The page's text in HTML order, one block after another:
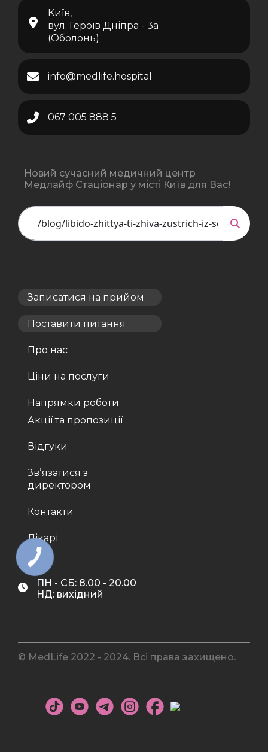
Київ,
вул. Героїв Дніпра - 3а
(Оболонь)
info@medlife.hospital
067 005 888 5
Новий сучасний медичний центр
Медлайф Стаціонар у місті Київ для Вас!
Записатися на прийом
Поставити питання
Про нас
Ціни на послуги
Напрямки роботи
Акції та пропозиції
Відгуки
Звʼязатися з
директором
Контакти
Лікарі
ПН - СБ: 8.00 - 20.00
НД: вихідний
© MedLife 2022 - 2024. Всі права захищено.